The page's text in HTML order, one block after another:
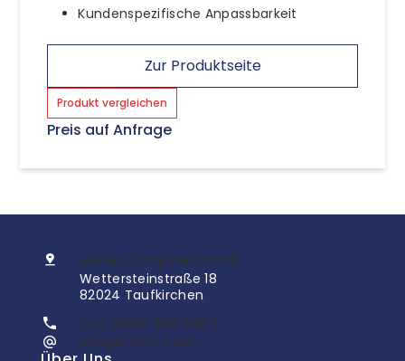
Kundenspezifische Anpassbarkeit
Zur Produktseite
Produkt vergleichen
Preis auf Anfrage
InoNet Computer GmbH
Wettersteinstraße 18
82024 Taufkirchen
+49 (0)89 666 096 0
info@inonet.com